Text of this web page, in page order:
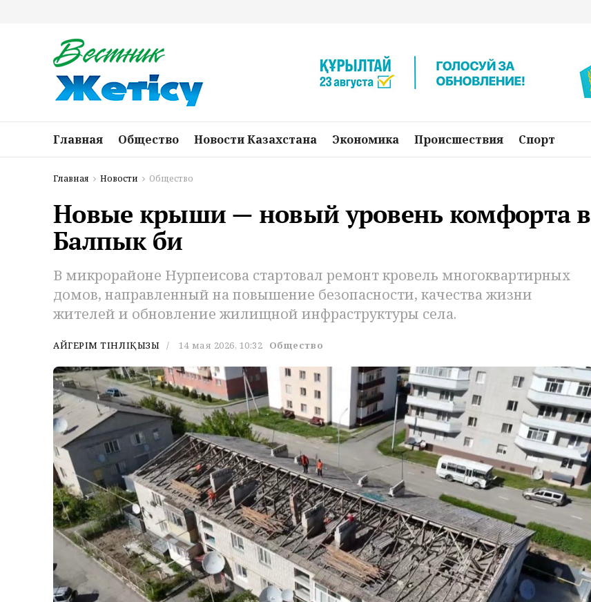
Главная Общество Новости Казахстана Экономика Происшествия Спорт
Главная Новости Общество
Новые крыши — новый уровень комфорта в
Балпык би
В микрорайоне Нурпеисова стартовал ремонт кровель многоквартирных
домов, направленный на повышение безопасности, качества жизни
жителей и обновление жилищной инфраструктуры села.
АЙГЕРІМ ТІНӘЛІҚЫЗЫ 14 мая 2026, 10:32 Общество